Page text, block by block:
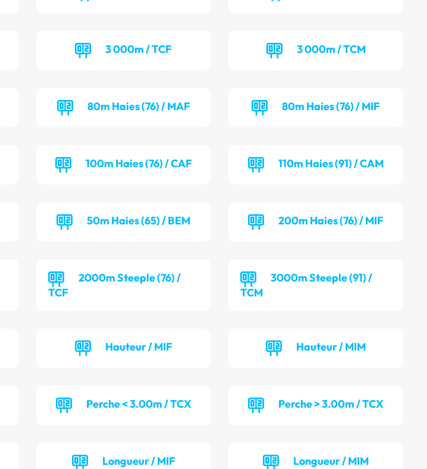
3 000m / TCF 3 000m / TCM
80m Haies (76) / MAF 80m Haies (76) / MIF
100m Haies (76) / CAF 110m Haies (91) / CAM
50m Haies (65) / BEM 200m Haies (76) / MIF
2000m Steeple (76) /
TCF
3000m Steeple (91) /
TCM
Hauteur / MIF Hauteur / MIM
Perche < 3.00m / TCX Perche > 3.00m / TCX
Longueur / MIF Longueur / MIM